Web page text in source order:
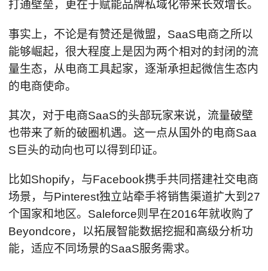
打通壁垒，更在于赋能品牌私域化带来长效增长。
事实上，不论是有赞还是微盟，SaaS电商之所以
能够崛起，很大程度上是因为两个相对的封闭的流
量生态，从电商工具起家，逐渐承担起微信生态内
的电商使命。
其次，对于电商SaaS的头部玩家来说，流量破壁
也带来了新的破圈机遇。这一点从国外的电商Saa
S巨头的动向也可以得到印证。
比如Shopify，与Facebook携手共同搭建社交电商
场景，与Pinterest独立站牵手将销售渠道扩大到27
个国家和地区。Saleforce则早在2016年就收购了
Beyondcore，以拓展智能数据挖掘和高级分析功
能，适应不同场景的SaaS服务需求。